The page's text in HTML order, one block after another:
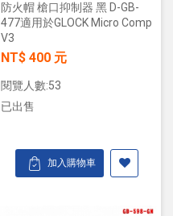
防火帽 槍口抑制器 黑 D-GB-
477適用於GLOCK Micro Comp
V3
NT$ 400 元
閱覽人數:53
已出售
加入購物車